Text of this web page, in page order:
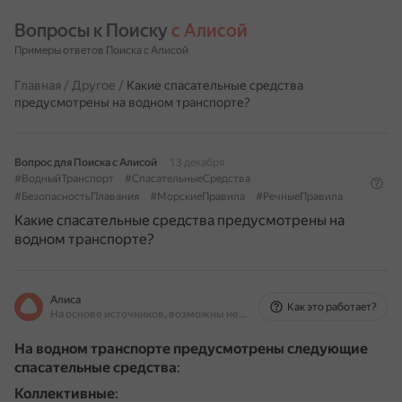
Вопросы к Поиску с Алисой
Примеры ответов Поиска с Алисой
Главная / Другое / Какие спасательные средства
предусмотрены на водном транспорте?
Вопрос для Поиска с Алисой
13 декабря
#ВодныйТранспорт
#СпасательныеСредства
#БезопасностьПлавания
#МорскиеПравила #РечныеПравила
Какие спасательные средства предусмотрены на
водном транспорте?
Алиса
На основе источников, возможны неточности
Как это работает?
На водном транспорте предусмотрены следующие
спасательные средства:
Коллективные: